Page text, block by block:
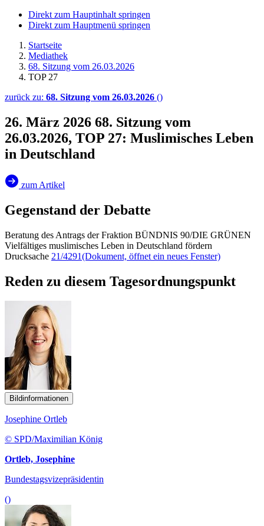
Direkt zum Hauptinhalt springen
Direkt zum Hauptmenü springen
Startseite
Mediathek
68. Sitzung vom 26.03.2026
TOP 27
zurück zu: 68. Sitzung vom 26.03.2026 ()
26. März 2026 68. Sitzung vom
26.03.2026, TOP 27: Muslimisches Leben
in Deutschland
zum Artikel
Gegenstand der Debatte
Beratung des Antrags der Fraktion BÜNDNIS 90/DIE GRÜNEN
Vielfältiges muslimisches Leben in Deutschland fördern
Drucksache 21/4291(Dokument, öffnet ein neues Fenster)
Reden zu diesem Tagesordnungspunkt
Bildinformationen
Josephine Ortleb
© SPD/Maximilian König
Ortleb, Josephine
Bundestagsvizepräsidentin
()